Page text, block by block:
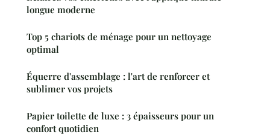
longue moderne
Top 5 chariots de ménage pour un nettoyage
optimal
Équerre d'assemblage : l'art de renforcer et
sublimer vos projets
Papier toilette de luxe : 3 épaisseurs pour un
confort quotidien